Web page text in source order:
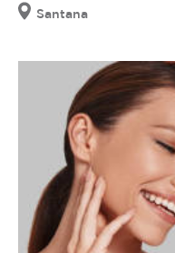
Santana